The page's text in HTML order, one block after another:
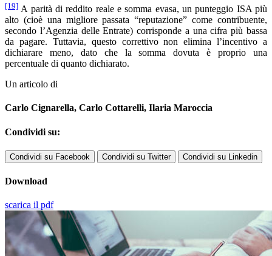
[19] A parità di reddito reale e somma evasa, un punteggio ISA più
alto (cioè una migliore passata “reputazione” come contribuente,
secondo l’Agenzia delle Entrate) corrisponde a una cifra più bassa
da pagare. Tuttavia, questo correttivo non elimina l’incentivo a
dichiarare meno, dato che la somma dovuta è proprio una
percentuale di quanto dichiarato.
Un articolo di
Carlo Cignarella, Carlo Cottarelli, Ilaria Maroccia
Condividi su:
Condividi su Facebook Condividi su Twitter Condividi su Linkedin
Download
scarica il pdf